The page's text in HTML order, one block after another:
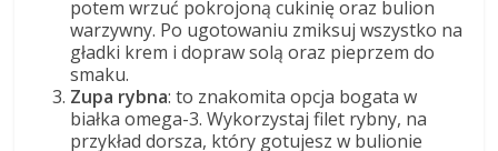
potem wrzuć pokrojoną cukinię oraz bulion
warzywny. Po ugotowaniu zmiksuj wszystko na
gładki krem i dopraw solą oraz pieprzem do
smaku.
Zupa rybna: to znakomita opcja bogata w
białka omega-3. Wykorzystaj filet rybny, na
przykład dorsza, który gotujesz w bulionie